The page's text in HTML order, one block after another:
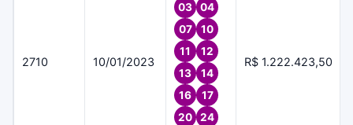
2710 10/01/2023
03
04
07
10
11
12
13
14
16
17
20
24
R$ 1.222.423,50